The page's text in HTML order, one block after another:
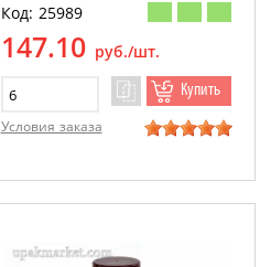
Код: 25989
147.10 руб./шт.
Купить
Условия заказа